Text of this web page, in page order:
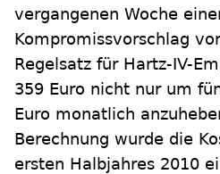
vergangenen Woche
Kompromissvorschlag
Regelsatz für Hartz-IV-
359 Euro nicht nur um
Euro monatlich
Berechnung wurde die
ersten Halbjahres 2010